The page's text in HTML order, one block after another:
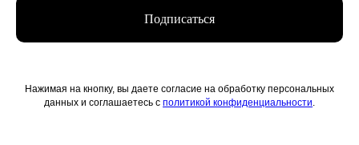
Подписаться
Нажимая на кнопку, вы даете согласие на обработку персональных
данных и соглашаетесь с политикой конфиденциальности.